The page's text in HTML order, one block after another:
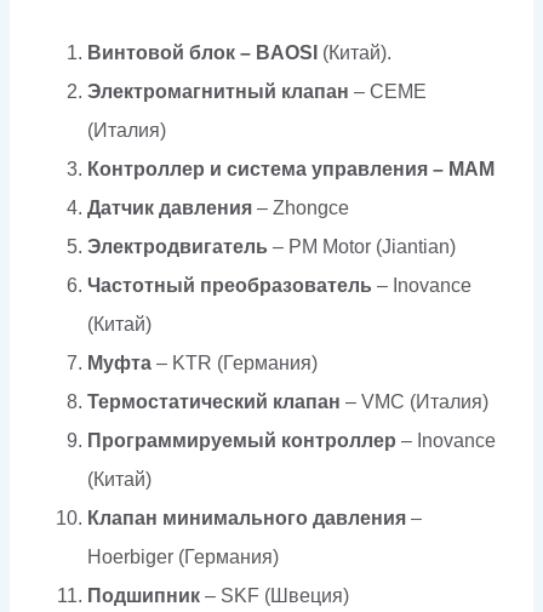
Винтовой блок – BAOSI (Китай).
Электромагнитный клапан – CEME
(Италия)
Контроллер и система управления – MAM
Датчик давления – Zhongce
Электродвигатель – PM Motor (Jiantian)
Частотный преобразователь – Inovance
(Китай)
Муфта – KTR (Германия)
Термостатический клапан – VMC (Италия)
Программируемый контроллер – Inovance
(Китай)
Клапан минимального давления –
Hoerbiger (Германия)
Подшипник – SKF (Швеция)